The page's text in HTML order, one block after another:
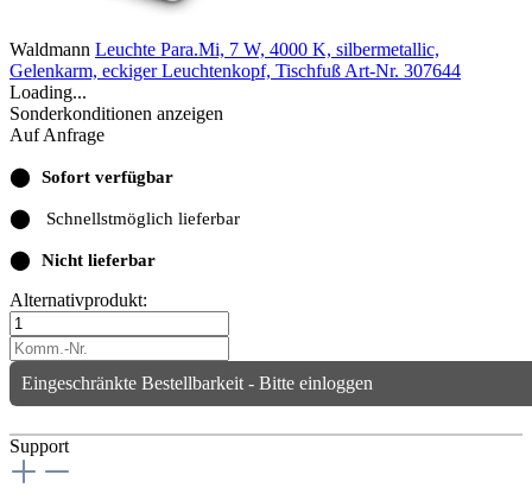
Waldmann Leuchte Para.Mi, 7 W, 4000 K, silbermetallic,
Gelenkarm, eckiger Leuchtenkopf, Tischfuß Art-Nr. 307644
Loading...
Sonderkonditionen anzeigen
Auf Anfrage
⬤ Sofort verfügbar
⬤ Schnellstmöglich lieferbar
⬤ Nicht lieferbar
Alternativprodukt:
Eingeschränkte Bestellbarkeit - Bitte einloggen
Support